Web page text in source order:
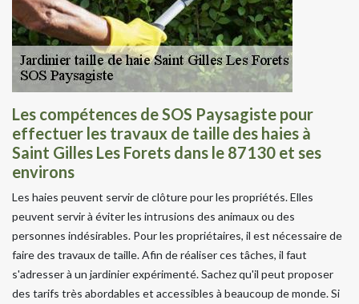
Les compétences de SOS Paysagiste pour
effectuer les travaux de taille des haies à
Saint Gilles Les Forets dans le 87130 et ses
environs
Les haies peuvent servir de clôture pour les propriétés. Elles
peuvent servir à éviter les intrusions des animaux ou des
personnes indésirables. Pour les propriétaires, il est nécessaire de
faire des travaux de taille. Afin de réaliser ces tâches, il faut
s'adresser à un jardinier expérimenté. Sachez qu'il peut proposer
des tarifs très abordables et accessibles à beaucoup de monde. Si